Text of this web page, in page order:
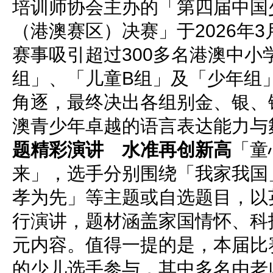
培训师协会主办的「第四届中
（港澳赛区）决赛」于2026年
赛事吸引超过300多名港澳中小
组」、「儿童B组」及「少年组
角逐，最终决出各组别金、银
澳青少年卓越的语言表达能力
题精彩演讲 水准再创新高 「
来」，选手分别围绕「我家我
孝为先」等主题或自选题目，
行演讲，题材涵盖家国情怀、
元内容。值得一提的是，本届
的少儿选手参与，其中多名由